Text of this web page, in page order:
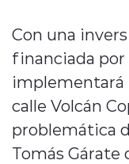
Con una
financiada por
implementará
calle Volcán
problemática
Tomás Gárate